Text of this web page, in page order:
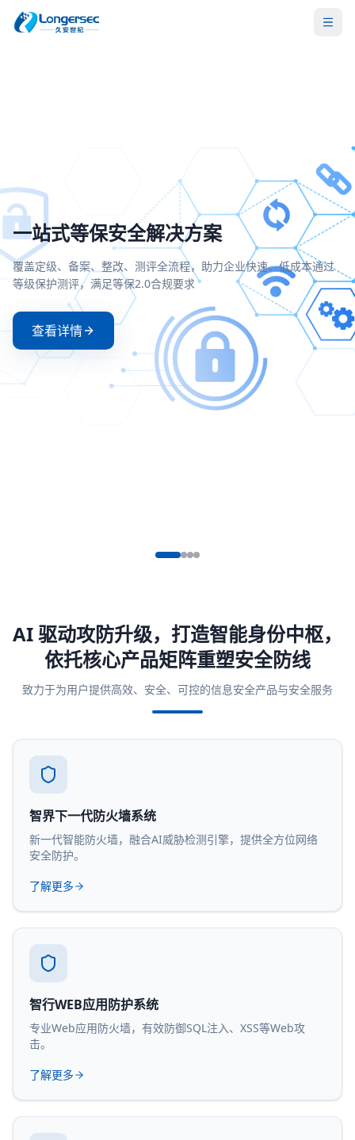
一站式等保安全解决方案
覆盖定级、备案、整改、测评全流程，助力企业快速、低成本通
等级保护测评，满足等保2.0合规要求
查看详情
密评合规改造方案
全面支持国密SM2/SM3/SM4算法，满足密评合规要求，实现运维
操作的可信、可控、可审计
查看详情
两高一弱安全解决方案
聚焦高危漏洞、高危端口和弱口令治理，构建主动防御与持续监
的安全防护体系
查看详情
零信任安全接入解决方案
基于零信任架构实现身份验证与动态授权，确保每一次访问都经
严格验证和持续评估
查看详情
AI 驱动攻防升级，打造智能身份中枢，
依托核心产品矩阵重塑安全防线
致力于为用户提供高效、安全、可控的信息安全产品与安全服务
智界下一代防火墙系统
新一代智能防火墙，融合AI威胁检测引擎，提供全方位网络
安全防护。
了解更多
智行WEB应用防护系统
专业Web应用防火墙，有效防御SQL注入、XSS等Web攻
击。
了解更多